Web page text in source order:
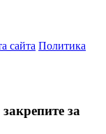
сайта Политика
за